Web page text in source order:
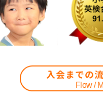
入会までの
Flow /